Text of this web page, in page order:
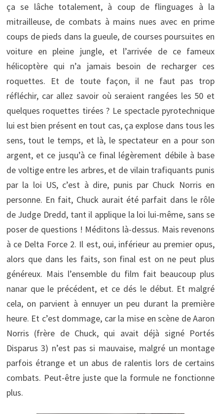
ça se lâche totalement, à coup de flinguages à la
mitrailleuse, de combats à mains nues avec en prime
coups de pieds dans la gueule, de courses poursuites en
voiture en pleine jungle, et l’arrivée de ce fameux
hélicoptère qui n’a jamais besoin de recharger ces
roquettes. Et de toute façon, il ne faut pas trop
réfléchir, car allez savoir où seraient rangées les 50 et
quelques roquettes tirées ? Le spectacle pyrotechnique
lui est bien présent en tout cas, ça explose dans tous les
sens, tout le temps, et là, le spectateur en a pour son
argent, et ce jusqu’à ce final légèrement débile à base
de voltige entre les arbres, et de vilain trafiquants punis
par la loi US, c’est à dire, punis par Chuck Norris en
personne. En fait, Chuck aurait été parfait dans le rôle
de Judge Dredd, tant il applique la loi lui-même, sans se
poser de questions ! Méditons là-dessus. Mais revenons
à ce Delta Force 2. Il est, oui, inférieur au premier opus,
alors que dans les faits, son final est on ne peut plus
généreux. Mais l’ensemble du film fait beaucoup plus
nanar que le précédent, et ce dés le début. Et malgré
cela, on parvient à ennuyer un peu durant la première
heure. Et c’est dommage, car la mise en scène de Aaron
Norris (frère de Chuck, qui avait déjà signé Portés
Disparus 3) n’est pas si mauvaise, malgré un montage
parfois étrange et un abus de ralentis lors de certains
combats. Peut-être juste que la formule ne fonctionne
plus.